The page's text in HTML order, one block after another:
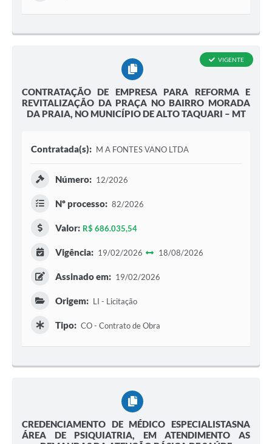
CONTRATAÇÃO DE EMPRESA PARA REFORMA E
REVITALIZAÇÃO DA PRAÇA NO BAIRRO MORADA
DA PRAIA, NO MUNICÍPIO DE ALTO TAQUARI – MT
VIGENTE
Contratada(s): M A FONTES VANO LTDA
Número: 12/2026
Nº processo: 82/2026
Valor: R$ 686.035,54
Vigência: 19/02/2026 18/08/2026
Assinado em: 19/02/2026
Origem: LI - Licitação
Tipo: CO - Contrato de Obra
CREDENCIAMENTO DE MÉDICO ESPECIALISTASNA
ÁREA DE PSIQUIATRIA, EM ATENDIMENTO AS